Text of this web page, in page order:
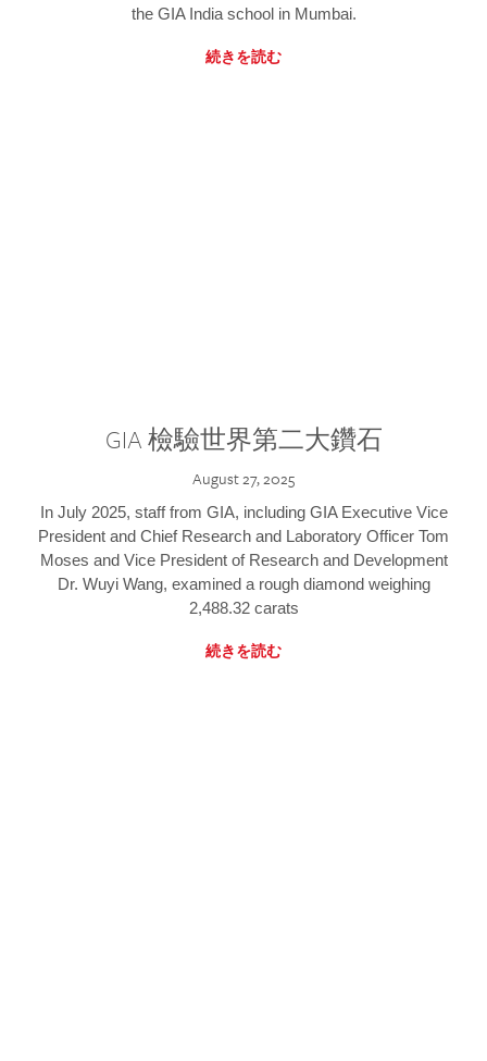
the GIA India school in Mumbai.
続きを読む
GIA 檢驗世界第二大鑽石
August 27, 2025
In July 2025, staff from GIA, including GIA Executive Vice
President and Chief Research and Laboratory Officer Tom
Moses and Vice President of Research and Development
Dr. Wuyi Wang, examined a rough diamond weighing
2,488.32 carats
続きを読む